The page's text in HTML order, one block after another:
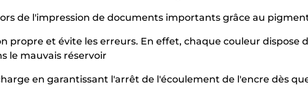
de l'impression de documents importants grâce au
propre et évite les erreurs. En effet, chaque couleur dispose
le mauvais réservoir
en garantissant l'arrêt de l'écoulement de l'encre dès